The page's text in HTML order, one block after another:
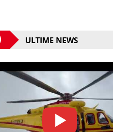
ULTIME NEWS